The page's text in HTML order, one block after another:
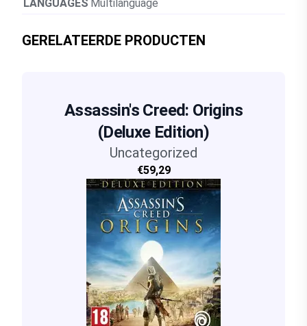
LANGUAGES Multilanguage
GERELATEERDE PRODUCTEN
Assassin's Creed: Origins
(Deluxe Edition)
Uncategorized
€59,29